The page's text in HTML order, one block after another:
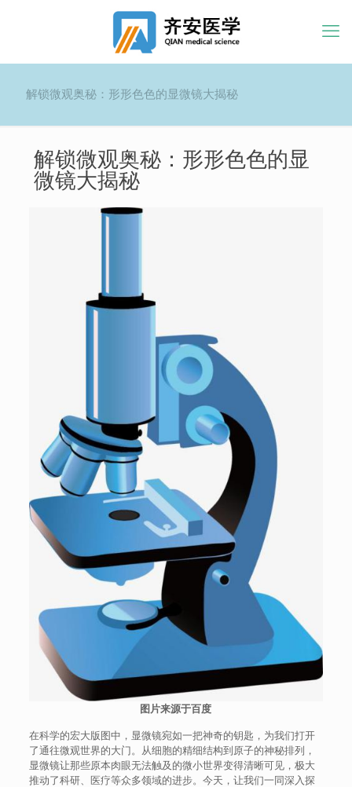
解锁微观奥秘：形形色色的显微镜大揭秘
解锁微观奥秘：形形色色的显
微镜大揭秘
图片来源于百度
在科学的宏大版图中，显微镜宛如一把神奇的钥匙，为我们打开
了通往微观世界的大门。从细胞的精细结构到原子的神秘排列，
显微镜让那些原本肉眼无法触及的微小世界变得清晰可见，极大
推动了科研、医疗等众多领域的进步。今天，让我们一同深入探